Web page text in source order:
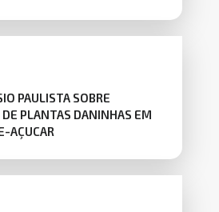
PAULISTA SOBRE
PLANTAS DANINHAS EM
AÇUCAR